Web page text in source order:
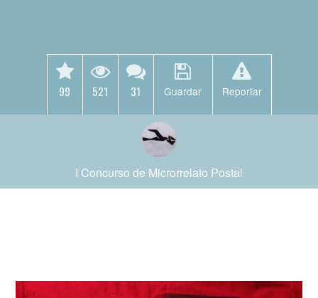
99 521 31 Guardar Reportar
I Concurso de Microrrelato Postal